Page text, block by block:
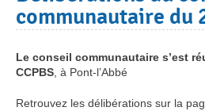
Actualité
Services
communautaire du
Le conseil communautaire s’est
CCPBS , à Pont-l’Abbé
Retrouvez les délibérations sur la